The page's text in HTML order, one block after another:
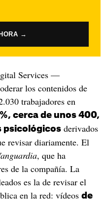
→
Services —
los contenidos de
trabajadores en
cerca de unos 400,
psicológicosderivados
revisar diariamente. El
, que ha
de la compañía. La
es la de revisar el
en la red: vídeos de